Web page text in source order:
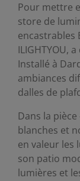
Pour mettre
store de
encastrables
ILIGHTYOU,
Installé à
ambiances
dalles de
Dans la
blanches et
en valeur les
son patio
lumières et